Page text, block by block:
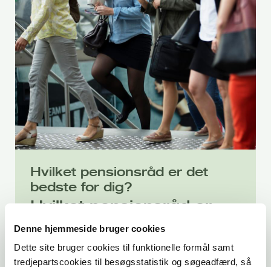
Denne hjemmeside bruger cookies
Dette site bruger cookies til funktionelle formål samt
tredjepartscookies til besøgsstatistik og søgeadfærd, så
Hvilket pensionsråd er det
bedste for dig?
Hvilket pensionsråd er
det bedste for dig?
Hvor meget du skal lægge til side til